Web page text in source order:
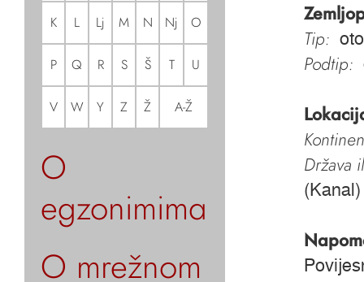
K L Lj M N Nj O
P Q R S Š T U
V W Y Z Ž A-Ž
O
egzonimima
O mrežnom
Tip:
Podtip:
Država
(Kanal)